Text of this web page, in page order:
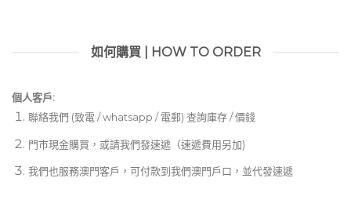
如何購買 | HOW TO ORDER
個人客戶:
聯絡我們 (致電 / whatsapp / 電郵) 查詢庫存 / 價錢
門市現金購買，或請我們發速遞（速遞費用另加)
我們也服務澳門客戶，可付款到我們澳門戶口，並代發速遞